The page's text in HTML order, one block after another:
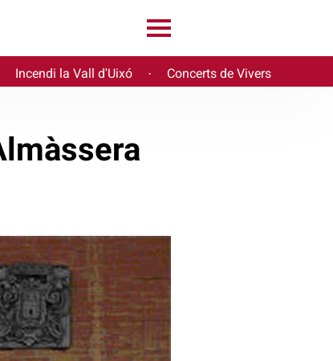
Incendi la Vall d'Uixó · Concerts de Vivers